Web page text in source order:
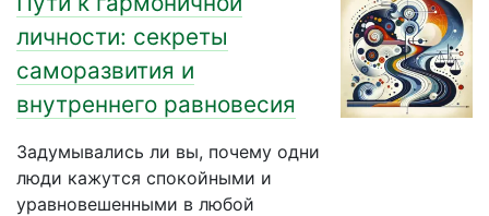
личности: секреты
саморазвития и
внутреннего равновесия
Задумывались ли вы, почему одни
люди кажутся спокойными и
уравновешенными в любой